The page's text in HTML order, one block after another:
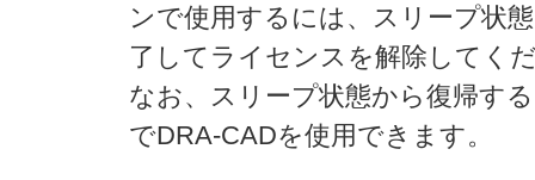
ンで使用するには、スリープ状
了してライセンスを解除してく
なお、スリープ状態から復帰す
でDRA-CADを使用できます。